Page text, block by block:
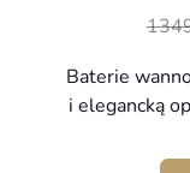
Baterie
i elegancką